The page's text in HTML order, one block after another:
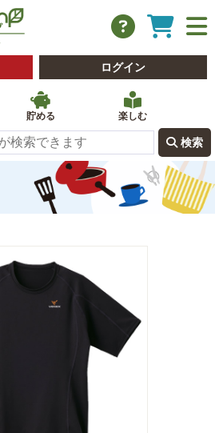
ログイン
貯める 楽しむ
 検索